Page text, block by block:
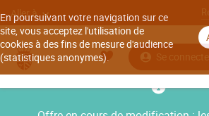
En poursuivant votre navigation sur ce
site, vous acceptez l'utilisation de
cookies à des fins de mesure d'audience
(statistiques anonymes).
Aller à
Se